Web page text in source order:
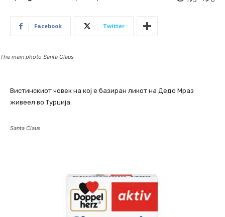
Facebook Twitter
The main photo Santa Claus
Вистинскиот човек на кој е базиран ликот на Дедо Мраз
живеел во Турција.
Santa Claus